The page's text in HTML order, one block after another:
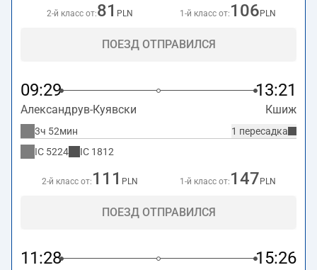
2-й класс от:81 PLN 1-й класс от: 106 PLN
ПОЕЗД ОТПРАВИЛСЯ
09:29 13:21
Александрув-Куявски Кшиж
1 пересадка
3ч 52мин
IC 5224 IC 1812
2-й класс от: 111 PLN 1-й класс от: 147 PLN
ПОЕЗД ОТПРАВИЛСЯ
11:28 15:26